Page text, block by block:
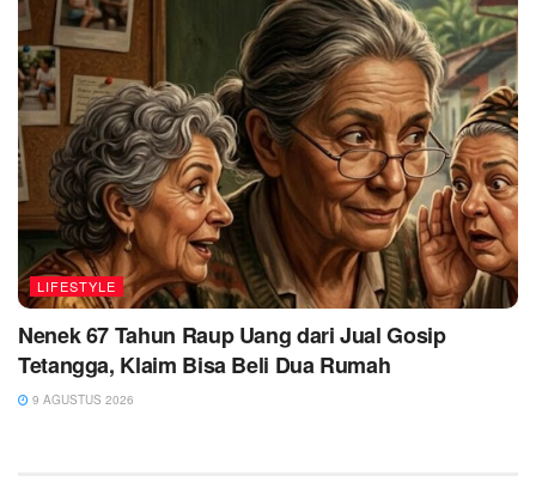
LIFESTYLE
Nenek 67 Tahun Raup Uang dari Jual Gosip
Tetangga, Klaim Bisa Beli Dua Rumah
9 AGUSTUS 2026